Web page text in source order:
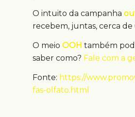
O intuito da campanha
recebem, juntas, cerca
O meio OOH também
saber como? Fale com a
Fonte: https://
fas-olfato.html